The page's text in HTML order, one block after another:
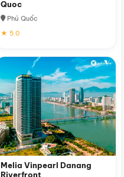
Quoc
Phú Quốc
★ 5.0
Melia Vinpearl Danang
Riverfront